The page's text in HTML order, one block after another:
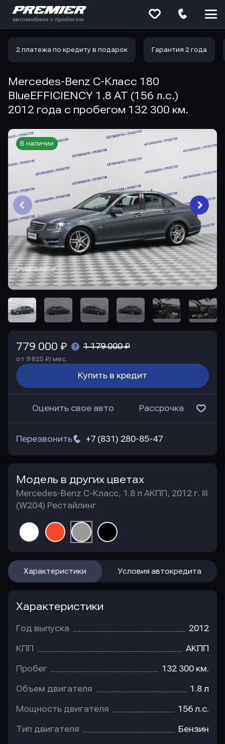
2 платежа по кредиту в подарок Гарантия 2 года
Mercedes-Benz C-Класс 180
BlueEFFICIENCY 1.8 AT (156 л.с.)
2012 года с пробегом 132 300 км.
В наличии
779 000 ₽ 1 179 000 ₽
от 9 825 ₽/ мес.
Купить в кредит
Оценить свое авто Рассрочка
+7 (831) 280-85-47
Перезвонить
Модель в других цветах
Mercedes-Benz C-Класс, 1.8 л АКПП, 2012 г. III
(W204) Рестайлинг
Характеристики Условия автокредита
Характеристики
Год выпуска 2012
КПП АКПП
Пробег 132 300 км.
Объем двигателя 1.8 л
Мощность двигателя 156 л.с.
Тип двигателя Бензин